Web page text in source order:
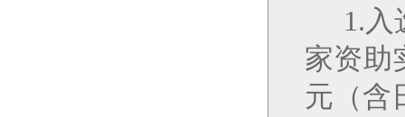
1. 入
家资助
元（含